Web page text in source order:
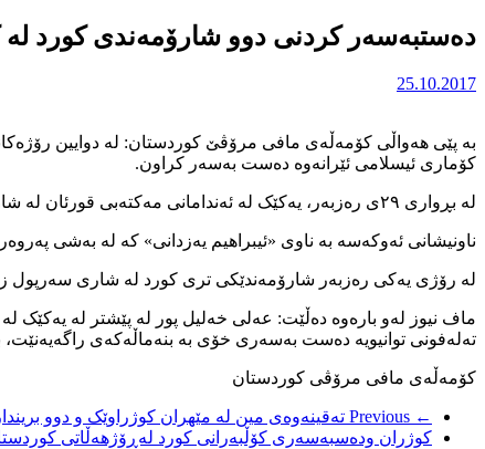
دەستبەسەر کردنی دوو شارۆمەندی کورد
25.10.2017
بە پێی هەواڵی کۆمەڵەی مافی مرۆڤێ کوردستان: لە دوایین
کۆماری ئیسلامی ئێرانەوە دەست بەسەر کراون.
لە بڕواری ۲۹ی رەزبەر، یەکێک لە ئەندامانی مەکتەبی قورئان لە شاری جوانڕۆ پاش بانگهێشت لە لایەن مەحکەمەوە دەست بەسەر دەکرێت وبۆ شوێنێکی نادیار گواستراوەتەوە.
ناونیشانی ئەوکەسە بە ناوی «ئیبراهیم یەزدانی» کە لە بەشی
لە رۆژی یەکی رەزبەر شارۆمەندێکی تری کورد لە شاری سەرپول
ماف نیوز لەو بارەوە دەڵێت: عەلی خەلیل پور لە پێشتر لە یەکێک
تەلەفونی توانیویە دەست بەسەری خۆی بە بنەماڵەکەی
کۆمەڵەی مافی مرۆڤی کوردستان
← Previous
تەقینەوەی مین لە مێهران کوژراوێک و دوو
کوژران ودەسبەسەری کۆڵبەرانی کورد لەڕۆژهەڵاتی